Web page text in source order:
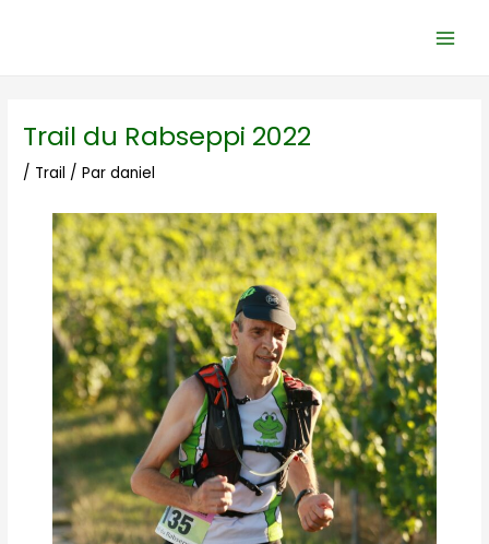
Trail du Rabseppi 2022
/ Trail / Pardaniel